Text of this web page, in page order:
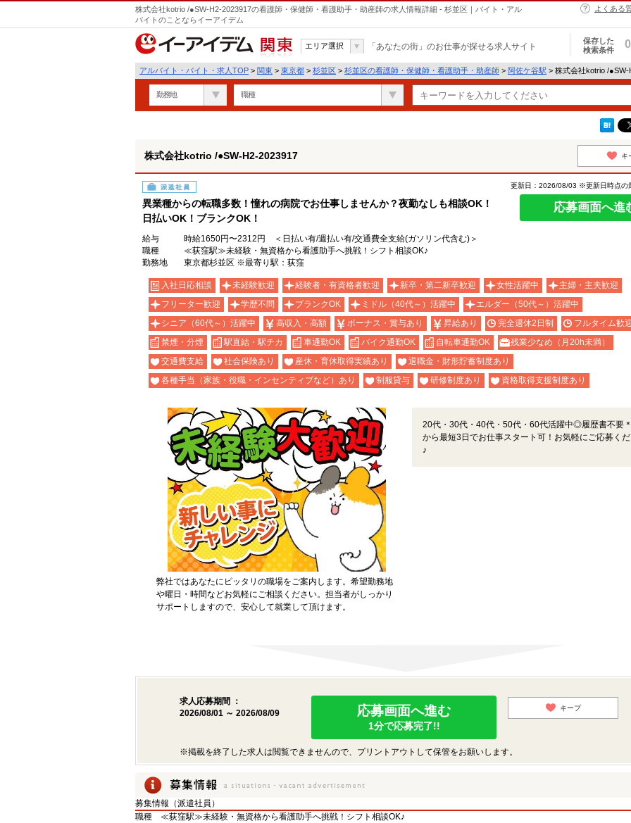
株式会社kotrio /●SW-H2-2023917の看護師・保健師・看護助手・助産師の求人情報詳細 - 杉並区｜バイト・アル
バイトのことならイーアイデム
よくある
関東
エリア選択 「あなたの街」のお仕事が探せる求人サイト
保存した
検索条件
0
アルバイト・バイト・求人TOP > 関東 > 東京都 > 杉並区 > 杉並区の看護師・保健師・看護助手・助産師 > 阿佐ケ谷駅 > 株式会社kotrio /
勤務地 職種
株式会社kotrio /●SW-H2-2023917 キ
派遣社員
異業種からの転職多数！憧れの病院でお仕事しませんか？夜勤なしも相談OK！
日払いOK！ブランクOK！
更新日：2026/08/03 ※更新日時点の
応募画面へ進
給与
時給1650円〜2312円 ＜日払い有/週払い有/交通費全支給(ガソリン代含む)＞
職種
≪荻窪駅≫未経験・無資格から看護助手へ挑戦！シフト相談OK♪
勤務地
東京都杉並区 ※最寄り駅：荻窪
入社日応相談 未経験歓迎 経験者・有資格者歓迎 新卒・第二新卒歓迎 女性活躍中
主婦・主夫歓迎
フリーター歓迎
学歴不問 ブランクOK ミドル（40代～）活躍中
エルダー（50代～）活躍中
シニア（60代～）活躍中
高収入・高額 ボーナス・賞与あり 昇給あり 完全週休2日制
フルタイム歓
禁煙・分煙
駅直結・駅チカ 車通勤OK バイク通勤OK 自転車通勤OK
残業少なめ（月20h未満）
交通費支給
社会保険あり 産休・育休取得実績あり
退職金・財形貯蓄制度あり
各種手当（家族・役職・インセンティブなど）あり
制服貸与 研修制度あり 資格取得支援制度あり
弊社ではあなたにピッタリの職場をご案内します。希望勤務地
や曜日・時間などお気軽にご相談ください。担当者がしっかり
サポートしますので、安心して就業して頂けます。
20代・30代・40代・50代・60代活躍中◎履歴書不要
から最短3日でお仕事スタート可！お気軽にご応募く
♪
求人応募期間 ：
2026/08/01 ～ 2026/08/09
応募画面へ進む
1分で応募完了!!
キープ
※掲載を終了した求人は閲覧できませんので、プリントアウトして保管をお願いします。
募集情報（派遣社員）
職種
≪荻窪駅≫未経験・無資格から看護助手へ挑戦！シフト相談OK♪